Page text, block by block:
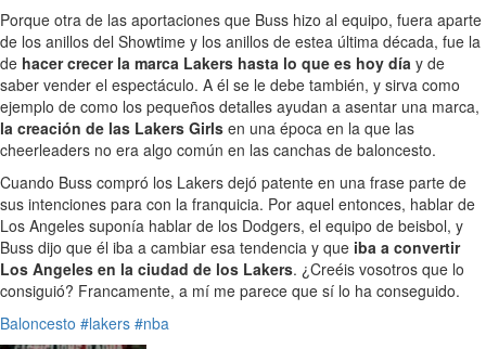
Porque otra de las aportaciones que Buss hizo al equipo, fuera aparte
de los anillos del Showtime y los anillos de estea última década, fue la
de hacer crecer la marca Lakers hasta lo que es hoy día y de
saber vender el espectáculo. A él se le debe también, y sirva como
ejemplo de como los pequeños detalles ayudan a asentar una marca,
la creación de las Lakers Girls en una época en la que las
cheerleaders no era algo común en las canchas de baloncesto.
Cuando Buss compró los Lakers dejó patente en una frase parte de
sus intenciones para con la franquicia. Por aquel entonces, hablar de
Los Angeles suponía hablar de los Dodgers, el equipo de beisbol, y
Buss dijo que él iba a cambiar esa tendencia y que iba a convertir
Los Angeles en la ciudad de los Lakers. ¿Creéis vosotros que lo
consiguió? Francamente, a mí me parece que sí lo ha conseguido.
Baloncesto #lakers #nba